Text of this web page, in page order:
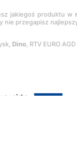
jakiegoś produktu w
nie przegapisz
Dino, RTV EURO